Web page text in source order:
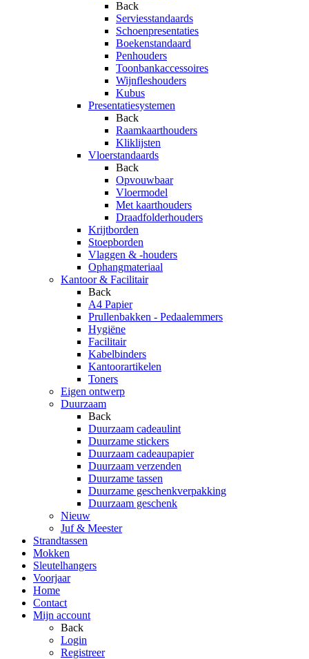
Back
Serviesstandaards
Schoenpresentaties
Boekenstandaard
Penhouders
Toonbankaccessoires
Wijnfleshouders
Kubus
Presentatiesystemen
Back
Raamkaarthouders
Kliklijsten
Vloerstandaards
Back
Opvouwbaar
Vloermodel
Met kaarthouders
Draadfolderhouders
Krijtborden
Stoepborden
Vlaggen & -houders
Ophangmateriaal
Kantoor & Facilitair
Back
A4 Papier
Prullenbakken - Pedaalemmers
Hygiëne
Facilitair
Kabelbinders
Kantoorartikelen
Toners
Eigen ontwerp
Duurzaam
Back
Duurzaam cadeaulint
Duurzame stickers
Duurzaam cadeaupapier
Duurzaam verzenden
Duurzame tassen
Duurzame geschenkverpakking
Duurzaam geschenk
Nieuw
Juf & Meester
Strandtassen
Mokken
Sleutelhangers
Voorjaar
Home
Contact
Mijn account
Back
Login
Registreer